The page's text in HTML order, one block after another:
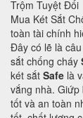
Trộm Tuyệt Đối
Mua Két Sắt
toàn tài chính
Đây có lẽ là
sắt chống cháy
két sắt Safe là
vắng nhà. Giứp
tốt và an toàn